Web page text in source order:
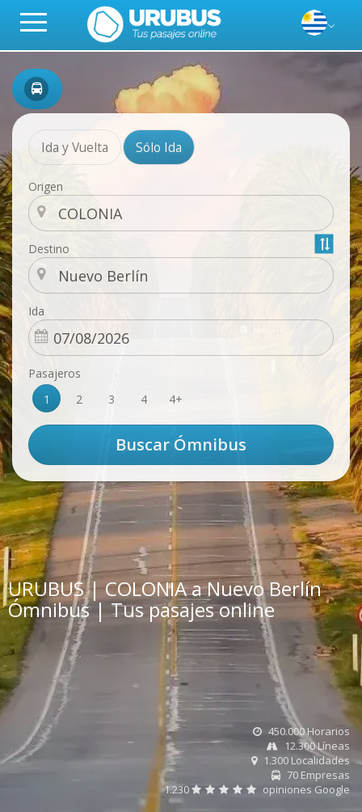
Ida y Vuelta Sólo Ida
Origen
Destino
Ida
Pasajeros
1
2 3 4 4+
URUBUS | COLONIA a Nuevo Berlín
Ómnibus | Tus pasajes online
450.000 Horarios
12.300 Líneas
1.300 Localidades
70 Empresas
1.230
opiniones Google